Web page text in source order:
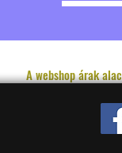
A webshop árak